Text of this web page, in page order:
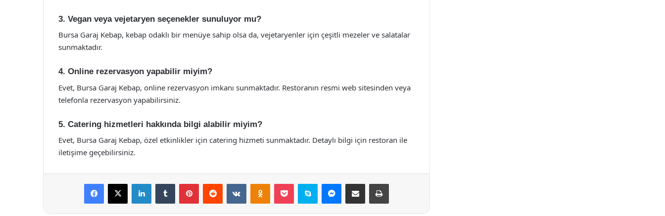
3. Vegan veya vejetaryen seçenekler sunuluyor mu?
Bursa Garaj Kebap, kebap odaklı bir menüye sahip olsa da, vejetaryenler için çeşitli mezeler ve salatalar
sunmaktadır.
4. Online rezervasyon yapabilir miyim?
Evet, Bursa Garaj Kebap, online rezervasyon imkanı sunmaktadır. Restoranın resmi web sitesinden veya
telefonla rezervasyon yapabilirsiniz.
5. Catering hizmetleri hakkında bilgi alabilir miyim?
Evet, Bursa Garaj Kebap, özel etkinlikler için catering hizmeti sunmaktadır. Detaylı bilgi için restoran ile
iletişime geçebilirsiniz.
Facebook
X LinkedInTumblr PinterestReddit VKontakteOdnoklassniki
Pocket Skype Messenger
E-Posta ile paylaş Yazdır